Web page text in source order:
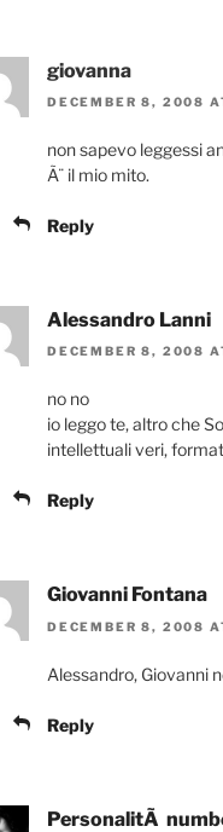
giovanna
DECEMBER 8, 2008
non sapevo leggessi
Ã¨ il mio mito.
Reply
Alessandro Lanni
DECEMBER 8, 2008
no no
io leggo te, altro che
intellettuali veri,
Reply
Giovanni Fontana
DECEMBER 8, 2008
Alessandro, Giovanni
Reply
PersonalitÃ